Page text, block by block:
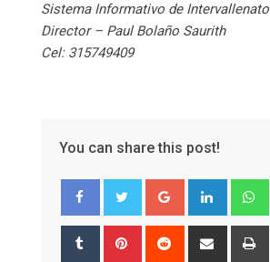
Sistema Informativo de Intervallenato
Director – Paul Bolaño Saurith
Cel: 315749409
You can share this post!
Google+ LinkedIn
Tumblr Pinterest Reddit
Share